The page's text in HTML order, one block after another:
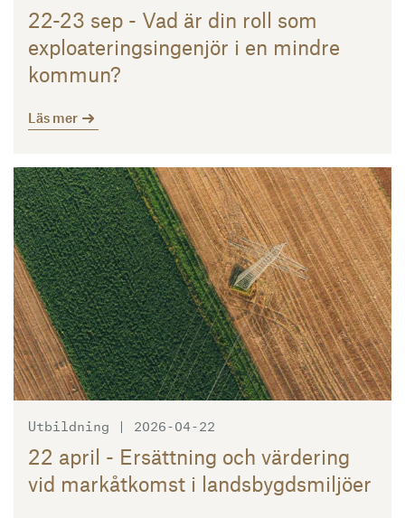
22-23 sep - Vad är din roll som
exploateringsingenjör i en mindre
kommun?
Läs mer
Utbildning | 2026-04-22
22 april - Ersättning och värdering
vid markåtkomst i landsbygdsmiljöer
Läs mer